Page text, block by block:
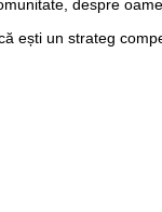
despre
ești un strateg